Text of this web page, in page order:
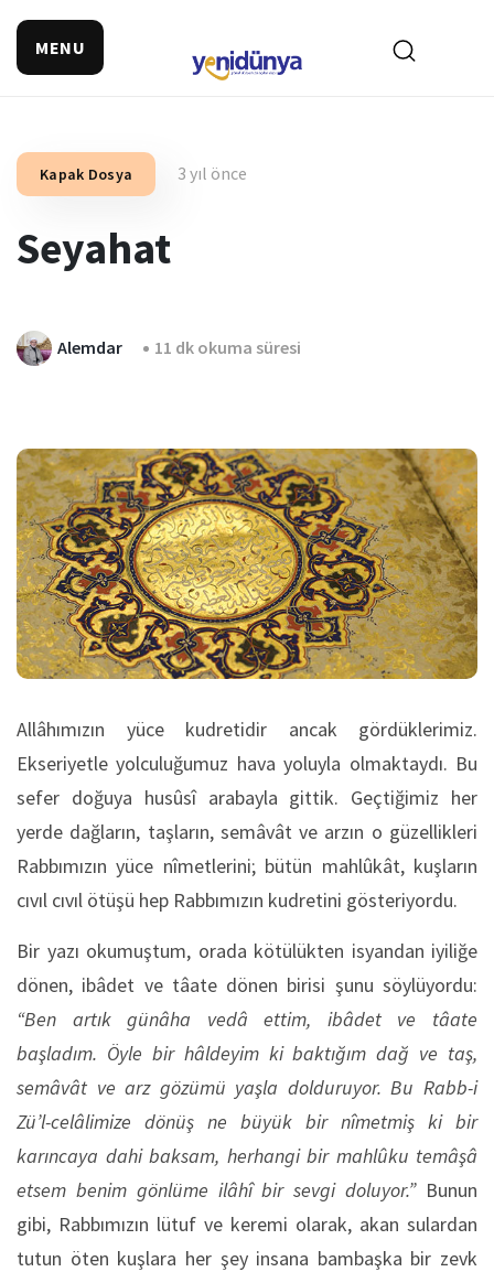
MENU
Kapak Dosya 3 yıl önce
Seyahat
Alemdar 11 dk okuma süresi
Allâhımızın yüce kudretidir ancak gördüklerimiz.
Ekseriyetle yolculuğumuz hava yoluyla olmaktaydı. Bu
sefer doğuya husûsî arabayla gittik. Geçtiğimiz her
yerde dağların, taşların, semâvât ve arzın o güzellikleri
Rabbımızın yüce nîmetlerini; bütün mahlûkât, kuşların
cıvıl cıvıl ötüşü hep Rabbımızın kudretini gösteriyordu.
Bir yazı okumuştum, orada kötülükten isyandan iyiliğe
dönen, ibâdet ve tâate dönen birisi şunu söylüyordu:
“Ben artık günâha vedâ ettim, ibâdet ve tâate
başladım. Öyle bir hâldeyim ki baktığım dağ ve taş,
semâvât ve arz gözümü yaşla dolduruyor. Bu Rabb-i
Zü’l-celâlimize dönüş ne büyük bir nîmetmiş ki bir
karıncaya dahi baksam, herhangi bir mahlûku temâşâ
etsem benim gönlüme ilâhî bir sevgi doluyor.” Bunun
gibi, Rabbımızın lütuf ve keremi olarak, akan sulardan
tutun öten kuşlara her şey insana bambaşka bir zevk